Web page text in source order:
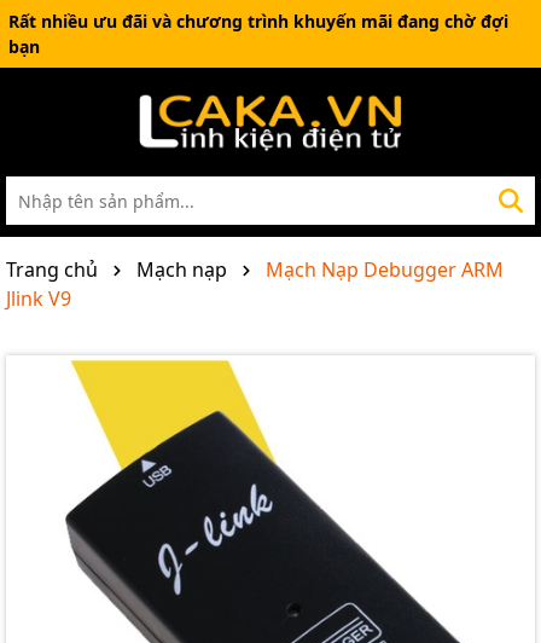
Rất nhiều ưu đãi và chương trình khuyến mãi đang chờ đợi
bạn
Trang chủ Mạch nạp
Mạch Nạp Debugger ARM
Jlink V9